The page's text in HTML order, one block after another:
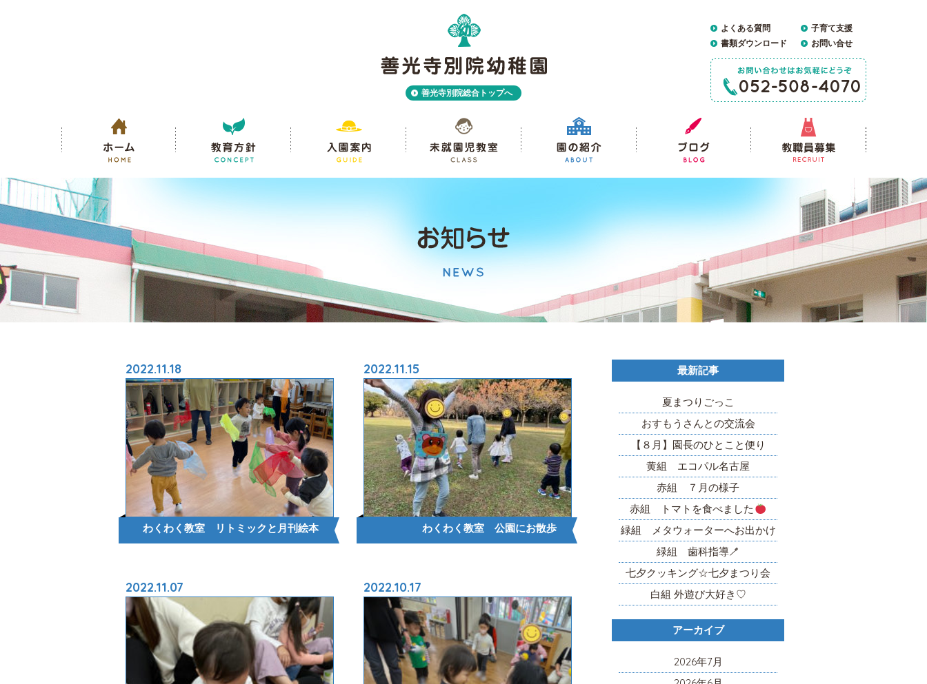
善光寺別院総合トップへ
よくある質問
子育て支援
書類ダウンロード
お問い合せ
2022.11.18
わくわく教室 リトミックと月刊絵本
2022.11.15
わくわく教室 公園にお散歩
2022.11.07 2022.10.17
最新記事
夏まつりごっこ
おすもうさんとの交流会
【８月】園長のひとこと便り
黄組 エコパル名古屋
赤組 ７月の様子
赤組 トマトを食べました
緑組 メタウォーターへお出かけ
緑組 歯科指導🪥
七夕クッキング☆七夕まつり会
白組 外遊び大好き♡
アーカイブ
2026年7月